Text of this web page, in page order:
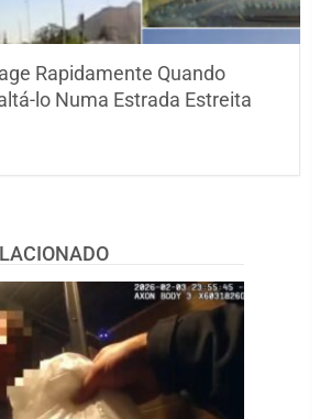
Rapidamente Quando
lo Numa Estrada Estreita